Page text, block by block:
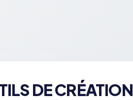
DE CRÉATION